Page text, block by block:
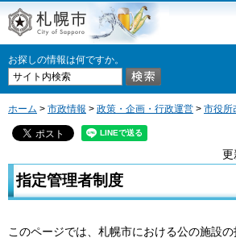
札幌市
お探しの情報は何ですか。
ホーム > 市政情報 > 政策・企画・行政運営 > 市役所
更
指定管理者制度
このページでは、札幌市における公の施設